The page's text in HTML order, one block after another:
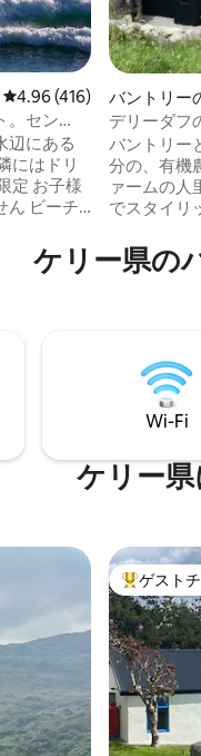
レビュー416件、5つ星中
4.96 (416)
。セン
スケリッ
辺にある
にはドリ
定 お子様
チ
1分）
バントリー
デリーダフ
撮影
バントリー
分の、有機
ァームの人
でスタイリ
に逃避行
マのよう
した。
ズムに包
くつろぎ
ンチック
ケリー県の
Wi-Fi
ケリー
大好評の
ゲスト